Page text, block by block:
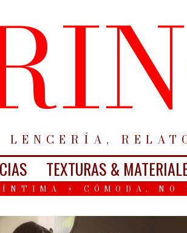
LENCERÍA,
TEXTURAS &
+ CÓMODA.